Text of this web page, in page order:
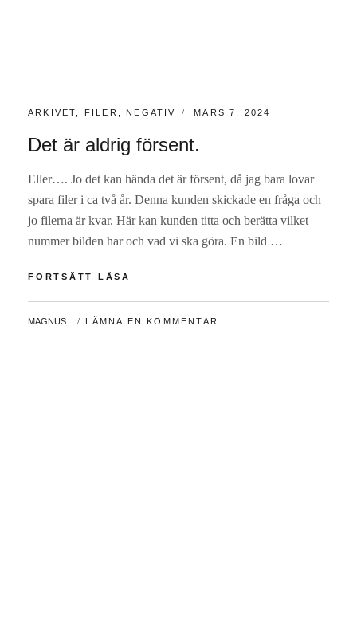
KATEGORIER:
ARKIVET FILER NEGATIV PUBLICERAT
MARS 7, 2024
Det är aldrig försent.
Eller…. Jo det kan hända det är försent, då jag bara lovar
spara filer i ca två år. Denna kunden skickade en fråga och
jo filerna är kvar. Här kan kunden titta och berätta vilket
nummer bilden har och vad vi ska göra. En bild …
FORTSÄTT LÄSA
FÖRSENT.
AV
MAGNUS LÄMNA EN KOMMENTAR